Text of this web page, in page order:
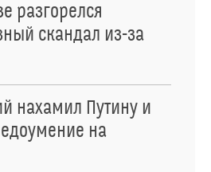
разгорелся
скандал из-за
нахамил Путину и
на